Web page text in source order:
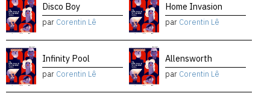
Disco Boy
par Corentin Lê
Home Invasion
par Corentin Lê
Infinity Pool
par Corentin Lê
Allensworth
par Corentin Lê